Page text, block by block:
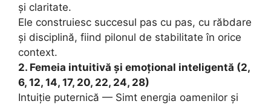
și claritate.
Ele construiesc succesul pas cu pas, cu răbdare
și disciplină, fiind pilonul de stabilitate în orice
context.
2. Femeia intuitivă și emoțional inteligentă (2,
6, 12, 14, 17, 20, 22, 24, 28)
Intuiție puternică — Simt energia oamenilor și